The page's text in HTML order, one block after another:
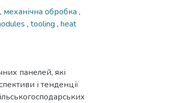
, механічна обробка ,
, tooling , heat
панелей, які
і тенденції